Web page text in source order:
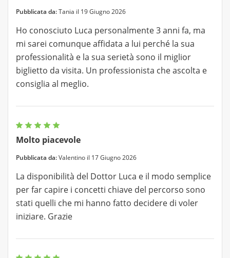
Pubblicata da:Tania il 19 Giugno 2026
Ho conosciuto Luca personalmente 3 anni fa, ma
mi sarei comunque affidata a lui perché la sua
professionalità e la sua serietà sono il miglior
biglietto da visita. Un professionista che ascolta e
consiglia al meglio.
Molto piacevole
Pubblicata da:Valentino il 17 Giugno 2026
La disponibilità del Dottor Luca e il modo semplice
per far capire i concetti chiave del percorso sono
stati quelli che mi hanno fatto decidere di voler
iniziare. Grazie